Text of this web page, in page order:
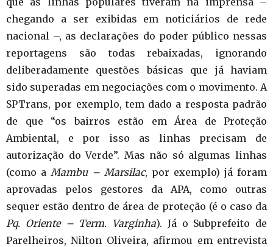
chegando a ser exibidas em noticiários de rede
nacional –, as declarações do poder público nessas
reportagens são todas rebaixadas, ignorando
deliberadamente questões básicas que já haviam
sido superadas em negociações com o movimento. A
SPTrans, por exemplo, tem dado a resposta padrão
de que “os bairros estão em Área de Proteção
Ambiental, e por isso as linhas precisam de
autorização do Verde”. Mas não só algumas linhas
(como a Mambu – Marsilac, por exemplo) já foram
aprovadas pelos gestores da APA, como outras
sequer estão dentro de área de proteção (é o caso da
Pq. Oriente – Term. Varginha). Já o Subprefeito de
Parelheiros, Nilton Oliveira, afirmou em entrevista